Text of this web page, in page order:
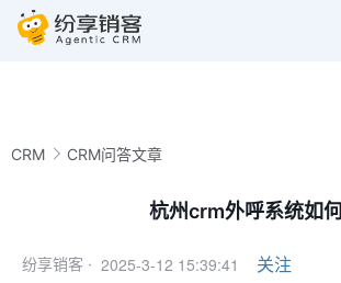
CRM CRM问答文章
杭州crm外呼系统如
纷享销客 · 2025-3-12 15:39:41 关注